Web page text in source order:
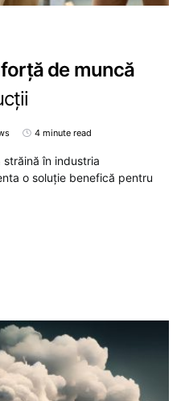
de muncă
4 minute read
în industria
o soluție benefică pentru